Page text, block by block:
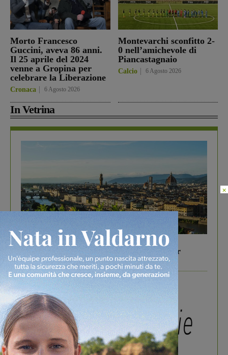
Morto Francesco
Guccini, aveva 86 anni.
Il 25 aprile del 2024
venne a Gropina per
celebrare la Liberazione
Cronaca 6 Agosto 2026
Montevarchi sconfitto 2-
0 nell’amichevole di
Piancastagnaio
Calcio 6 Agosto 2026
In Vetrina
In vetrina 6 Agosto 2026
Gita di famiglia a Firenze: 5 idee per far
divertire i tuoi figli
×